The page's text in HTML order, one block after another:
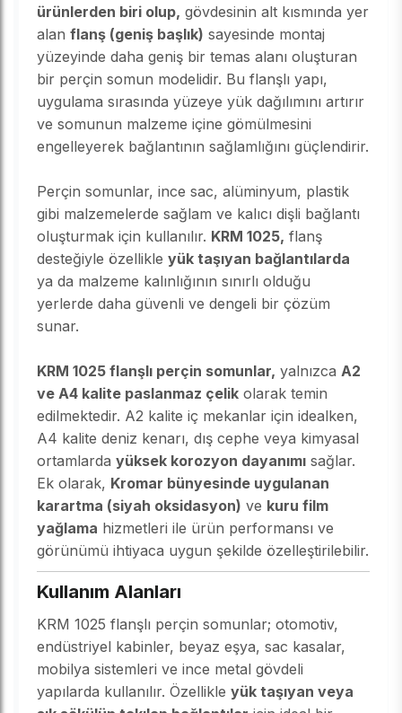
ürünlerden biri olup, gövdesinin alt kısmında yer
alan flanş (geniş başlık) sayesinde montaj
yüzeyinde daha geniş bir temas alanı oluşturan
bir perçin somun modelidir. Bu flanşlı yapı,
uygulama sırasında yüzeye yük dağılımını artırır
ve somunun malzeme içine gömülmesini
engelleyerek bağlantının sağlamlığını güçlendirir.
Perçin somunlar, ince sac, alüminyum, plastik
gibi malzemelerde sağlam ve kalıcı dişli bağlantı
oluşturmak için kullanılır. KRM 1025, flanş
desteğiyle özellikle yük taşıyan bağlantılarda
ya da malzeme kalınlığının sınırlı olduğu
yerlerde daha güvenli ve dengeli bir çözüm
sunar.
KRM 1025 flanşlı perçin somunlar, yalnızca A2
ve A4 kalite paslanmaz çelik olarak temin
edilmektedir. A2 kalite iç mekanlar için idealken,
A4 kalite deniz kenarı, dış cephe veya kimyasal
ortamlarda yüksek korozyon dayanımı sağlar.
Ek olarak, Kromar bünyesinde uygulanan
karartma (siyah oksidasyon) ve kuru film
yağlama hizmetleri ile ürün performansı ve
görünümü ihtiyaca uygun şekilde özelleştirilebilir.
Kullanım Alanları
KRM 1025 flanşlı perçin somunlar; otomotiv,
endüstriyel kabinler, beyaz eşya, sac kasalar,
mobilya sistemleri ve ince metal gövdeli
yapılarda kullanılır. Özellikle yük taşıyan veya